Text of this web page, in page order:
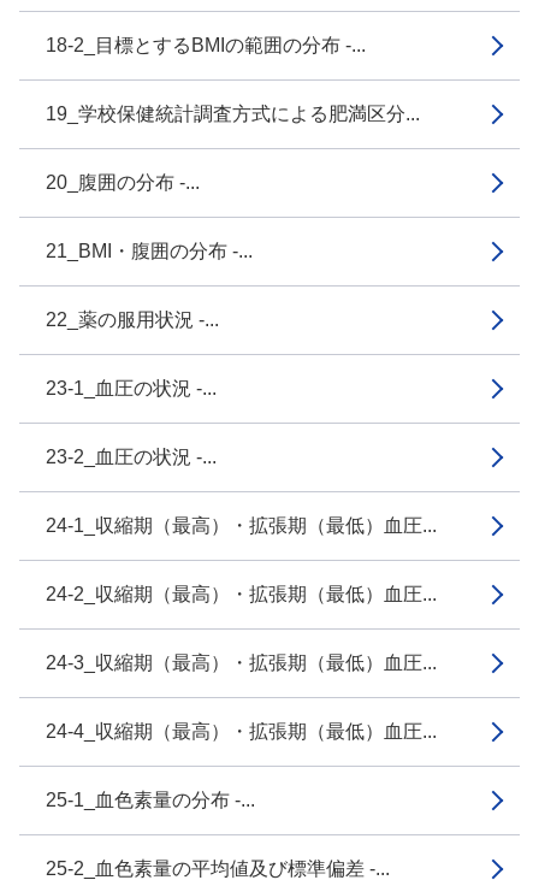
18-2_目標とするBMIの範囲の分布 -...
19_学校保健統計調査方式による肥満区分...
20_腹囲の分布 -...
21_BMI・腹囲の分布 -...
22_薬の服用状況 -...
23-1_血圧の状況 -...
23-2_血圧の状況 -...
24-1_収縮期（最高）・拡張期（最低）血圧...
24-2_収縮期（最高）・拡張期（最低）血圧...
24-3_収縮期（最高）・拡張期（最低）血圧...
24-4_収縮期（最高）・拡張期（最低）血圧...
25-1_血色素量の分布 -...
25-2_血色素量の平均値及び標準偏差 -...